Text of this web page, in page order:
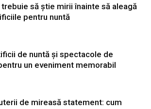
trebuie să știe mirii înainte să aleagă
pentru nuntă
de nuntă și spectacole de
un eveniment memorabil
de mireasă statement: cum